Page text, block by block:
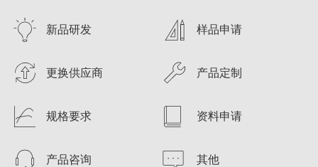
新品研发 样品申请
更换供应商 产品定制
规格要求 资料申请
产品咨询 其他